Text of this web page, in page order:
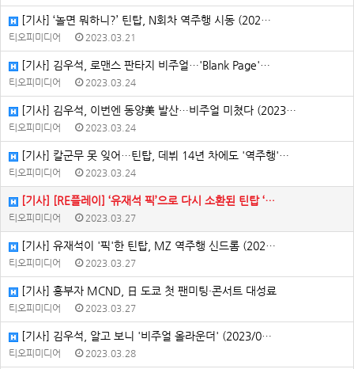
[기사] ‘놀면 뭐하니?’ 틴탑, N회차 역주행 시동 (202…
티오피미디어 2023.03.21
[기사] 김우석, 로맨스 판타지 비주얼…'Blank Page'…
티오피미디어 2023.03.24
[기사] 김우석, 이번엔 동양美 발산…비주얼 미쳤다 (2023…
티오피미디어 2023.03.24
[기사] 칼군무 못 잊어…틴탑, 데뷔 14년 차에도 '역주행'…
티오피미디어 2023.03.24
[기사] [RE플레이] ‘유재석 픽’으로 다시 소환된 틴탑 ‘…
티오피미디어 2023.03.27
[기사] 유재석이 '픽'한 틴탑, MZ 역주행 신드롬 (202…
티오피미디어 2023.03.27
[기사] 흥부자 MCND, 日 도쿄 첫 팬미팅·콘서트 대성료
티오피미디어 2023.03.27
[기사] 김우석, 알고 보니 '비주얼 올라운더' (2023/0…
티오피미디어 2023.03.28